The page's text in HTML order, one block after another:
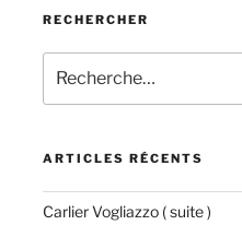
RECHERCHER
pour
:
ARTICLES RÉCENTS
Carlier Vogliazzo ( suite )